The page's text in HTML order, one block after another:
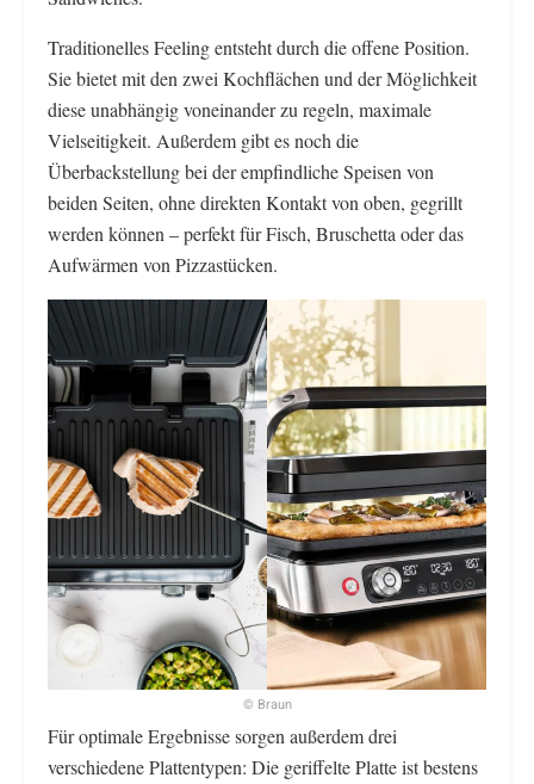
Traditionelles Feeling entsteht durch die offene Position.
Sie bietet mit den zwei Kochflächen und der Möglichkeit
diese unabhängig voneinander zu regeln, maximale
Vielseitigkeit. Außerdem gibt es noch die
Überbackstellung bei der empfindliche Speisen von
beiden Seiten, ohne direkten Kontakt von oben, gegrillt
werden können – perfekt für Fisch, Bruschetta oder das
Aufwärmen von Pizzastücken.
© Braun
Für optimale Ergebnisse sorgen außerdem drei
verschiedene Plattentypen: Die geriffelte Platte ist bestens